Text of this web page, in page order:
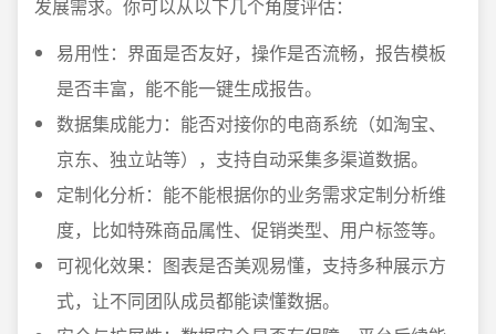
发展需求。你可以从以下几个角度评估：
易用性：界面是否友好，操作是否流畅，报告模板
是否丰富，能不能一键生成报告。
数据集成能力：能否对接你的电商系统（如淘宝、
京东、独立站等），支持自动采集多渠道数据。
定制化分析：能不能根据你的业务需求定制分析维
度，比如特殊商品属性、促销类型、用户标签等。
可视化效果：图表是否美观易懂，支持多种展示方
式，让不同团队成员都能读懂数据。